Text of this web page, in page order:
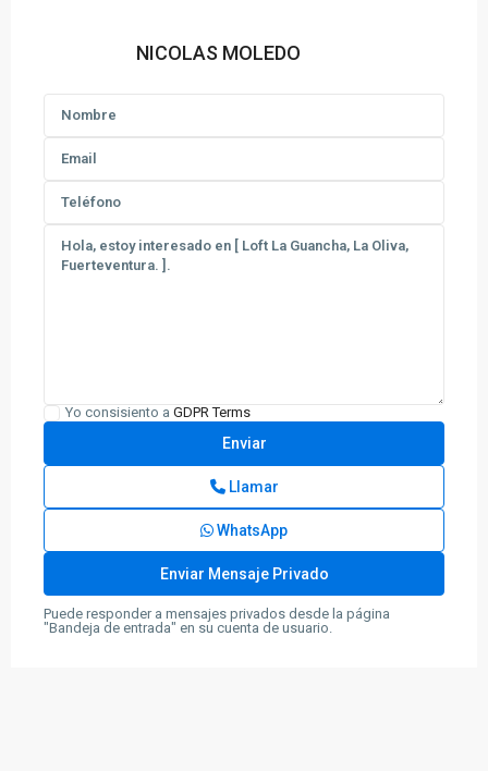
NICOLAS MOLEDO
Yo consisiento a GDPR Terms
Llamar
WhatsApp
Puede responder a mensajes privados desde la página
"Bandeja de entrada" en su cuenta de usuario.